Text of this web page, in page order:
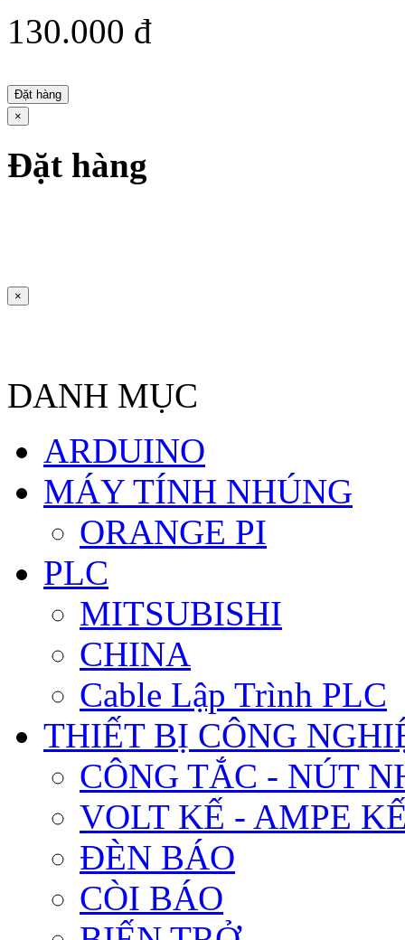
130.000 đ
Đặt hàng
×
Đặt hàng
×
DANH MỤC
ARDUINO
MÁY TÍNH NHÚNG
ORANGE PI
PLC
MITSUBISHI
CHINA
Cable Lập Trình PLC
THIẾT BỊ CÔNG
CÔNG TẮC - NÚT
VOLT KẾ - AMPE
ĐÈN BÁO
CÒI BÁO